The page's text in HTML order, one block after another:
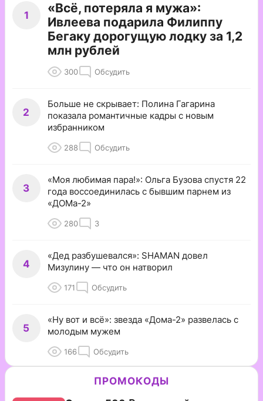
1
«Всё, потеряла я мужа»:
Ивлеева подарила Филиппу
Бегаку дорогущую лодку за 1,2
млн рублей
300 Обсудить
2
Больше не скрывает: Полина Гагарина
показала романтичные кадры с новым
избранником
288 Обсудить
3
«Моя любимая пара!»: Ольга Бузова спустя 22
года воссоединилась с бывшим парнем из
«ДОМа-2»
280 3
4
«Дед разбушевался»: SHAMAN довел
Мизулину — что он натворил
171 Обсудить
5
«Ну вот и всё»: звезда «Дома-2» развелась с
молодым мужем
166 Обсудить
ПРОМОКОДЫ